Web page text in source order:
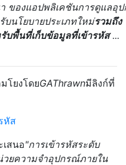
ของแอปพลิเคชันการดูแลอุ
บนโยบายประเภทใหม่รวมถึง
บพื้นที่เก็บข้อมูลที่เข้ารหัส...
มโยงโดยGAThrawnมีลิงก์ที่
หัส
เสนอ"การเข้ารหัสระดับ
ยความจำอุปกรณ์ภายใน